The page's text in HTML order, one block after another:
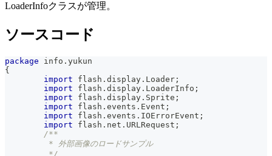
LoaderInfoクラスが管理。
ソースコード
package info . yukun
{
import flash . display . Loader ;
import flash . display . LoaderInfo ;
import flash . display . Sprite ;
import flash . events . Event ;
import flash . events . IOErrorEvent ;
import flash . net . URLRequest ;
/**
	 * 外部画像のロードサンプル
	 */